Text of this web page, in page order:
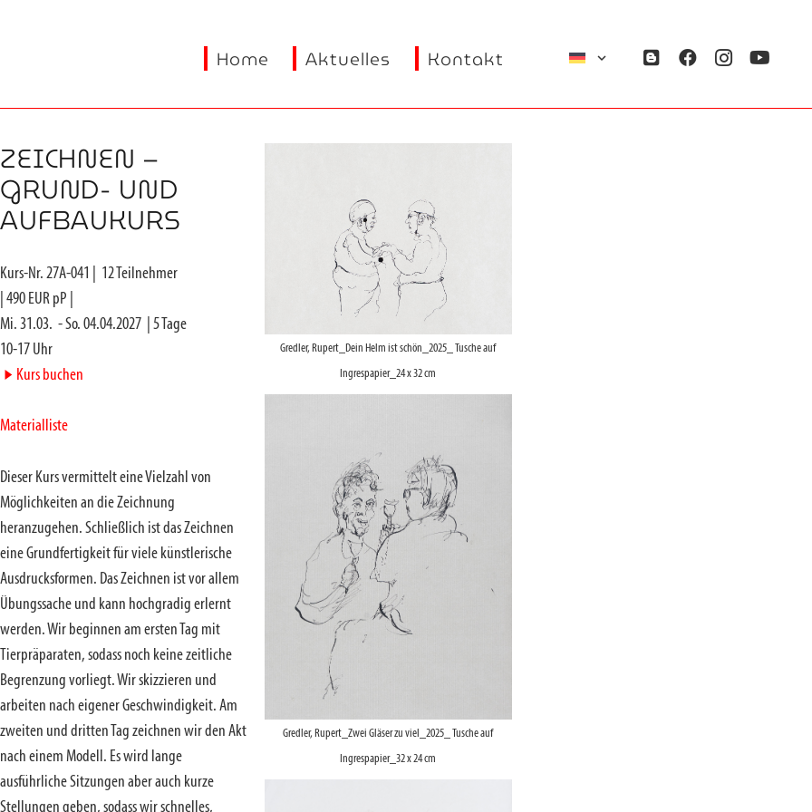
Home Aktuelles Kontakt
ZEICHNEN –
GRUND- UND
AUFBAUKURS
Kurs-Nr. 27A-041 12Teilnehmer
490EUR pP |
Mi. 31.03. -So. 04.04.2027 5Tage
10-17 Uhr
► Kurs buchen
Materialliste
Dieser Kurs vermittelt eine Vielzahl von
Möglichkeiten an die Zeichnung
heranzugehen. Schließlich ist das Zeichnen
eine Grundfertigkeit für viele künstlerische
Ausdrucksformen. Das Zeichnen ist vor allem
Übungssache und kann hochgradig erlernt
werden. Wir beginnen am ersten Tag mit
Tierpräparaten, sodass noch keine zeitliche
Begrenzung vorliegt. Wir skizzieren und
arbeiten nach eigener Geschwindigkeit. Am
zweiten und dritten Tag zeichnen wir den Akt
nach einem Modell. Es wird lange
ausführliche Sitzungen aber auch kurze
Stellungen geben, sodass wir schnelles,
Gredler, Rupert_Dein Helm ist schön_2025_ Tusche auf
Ingrespapier_24 x 32 cm
Gredler, Rupert_Zwei Gläser zu viel_2025_ Tusche auf
Ingrespapier_32 x 24 cm